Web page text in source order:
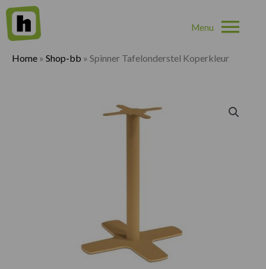
Home » Shop-bb » Spinner Tafelonderstel Koperkleur